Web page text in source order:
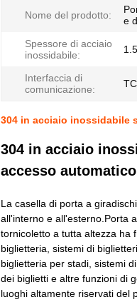
Nome del prodotto:
e
Spessore di acciaio
inossidabile:
Interfaccia di
comunicazione:
304 in acciaio inossidabile
304 in acciaio
accesso
La casella di porta a
all'interno e all'esterno.Porta
tornicoletto a tutta altezza ha
biglietteria, sistemi di
biglietteria per stadi, sistemi
dei biglietti e altre funzioni di
luoghi altamente riservati del